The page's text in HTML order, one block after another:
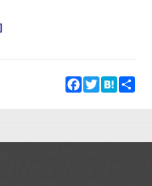
Facebook
TwitterHatena